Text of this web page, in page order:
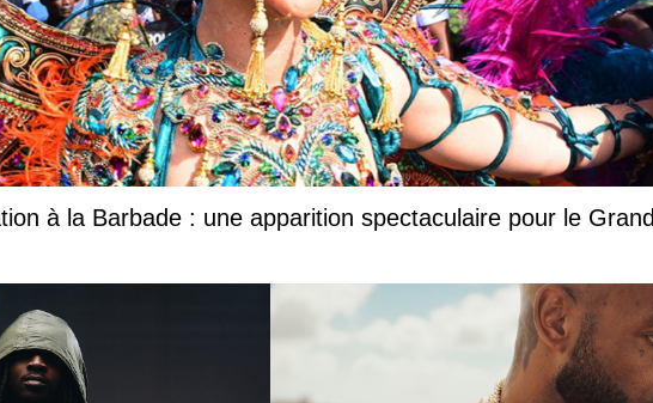
à la Barbade : une apparition spectaculaire pour le Grand